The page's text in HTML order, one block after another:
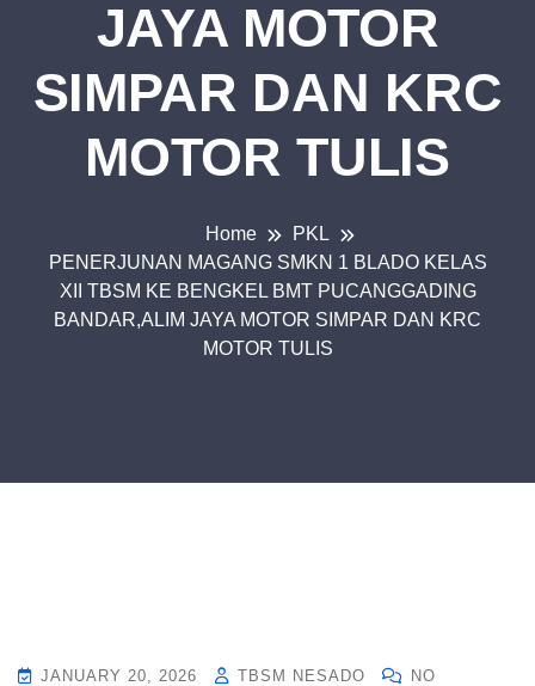
JAYA MOTOR
SIMPAR DAN KRC
MOTOR TULIS
Home
PKL
PENERJUNAN MAGANG SMKN 1 BLADO KELAS
XII TBSM KE BENGKEL BMT PUCANGGADING
BANDAR,ALIM JAYA MOTOR SIMPAR DAN KRC
MOTOR TULIS
JANUARY 20, 2026 TBSM NESADO
NO